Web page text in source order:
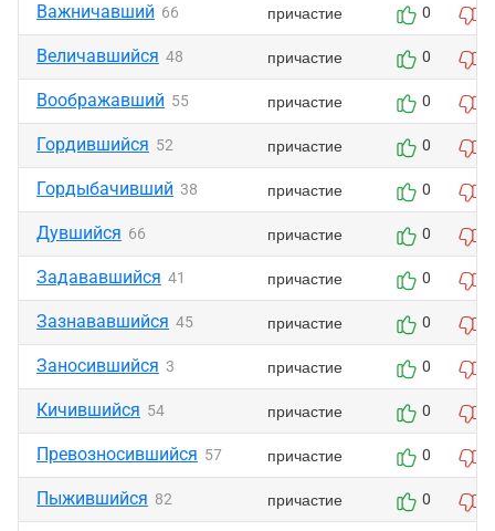
Важничавший 66 причастие 0
Величавшийся 48 причастие 0
Воображавший 55 причастие 0
Гордившийся 52 причастие 0
Гордыбачивший 38 причастие 0
Дувшийся 66 причастие 0
Задававшийся 41 причастие 0
Зазнававшийся 45 причастие 0
Заносившийся 3 причастие 0
Кичившийся 54 причастие 0
Превозносившийся 57 причастие 0
Пыжившийся 82 причастие 0